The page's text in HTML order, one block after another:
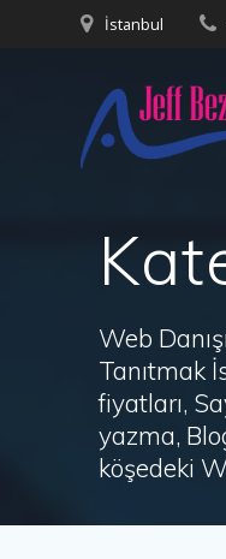
İstanbul
Web
Tanıtmak
fiyatları,
yazma,
köşedeki